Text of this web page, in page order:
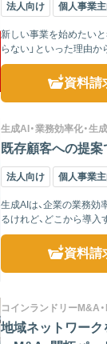
法人向け 個人事業
新しい事業を始めたいと
らない」といった理由から、一歩を踏
できる...
資料請
生成AI・業務効率化・生
既存顧客への提案
法人向け 個人事業
生成AIは、企業の業務効
るけれど、どこから導
ーへのニー...
資料請
コインランドリーM&A
地域ネットワーク